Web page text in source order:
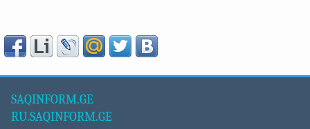
SAQINFORM.GE
RU.SAQINFORM.GE